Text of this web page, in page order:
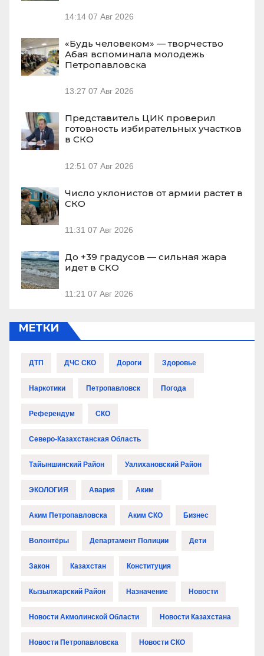
14:14 07 Авг 2026
«Будь человеком» — творчество
Абая вспоминала молодежь
Петропавловска
13:27 07 Авг 2026
Представитель ЦИК проверил
готовность избирательных участков
в СКО
12:51 07 Авг 2026
Число уклонистов от армии растет в
СКО
11:31 07 Авг 2026
До +39 градусов — сильная жара
идет в СКО
11:21 07 Авг 2026
МЕТКИ
ДТП ДЧС СКО Дороги Здоровье
Наркотики Петропавловск Погода
Референдум СКО
Северо-Казахстанская Область
Тайыншинский Район Уалихановский Район
ЭКОЛОГИЯ Авария Аким
Аким Петропавловска Аким СКО Бизнес
Волонтёры Департамент Полиции Дети
Закон Казахстан Конституция
Кызылжарский Район Назначение Новости
Новости Акмолинской Области Новости Казахстана
Новости Петропавловска Новости СКО